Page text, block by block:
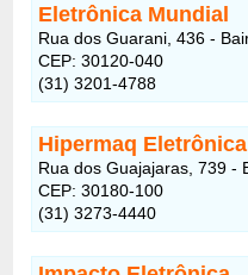
Eletrônica Mundial
Rua dos Guarani, 436 -
CEP: 30120-040
(31) 3201-4788
Hipermaq
Rua dos Guajajaras, 739 -
CEP: 30180-100
(31) 3273-4440